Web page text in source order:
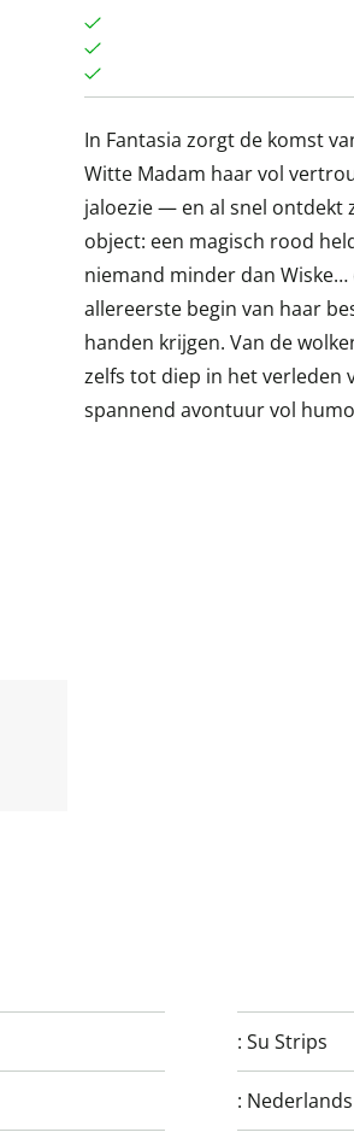
In Fantasia zorgt de komst
Witte Madam haar vol
jaloezie — en al snel ontdekt
object: een magisch rood
niemand minder dan
allereerste begin van haar
handen krijgen. Van de
zelfs tot diep in het verleden
spannend avontuur vol
:Su Strips
: Nederlands